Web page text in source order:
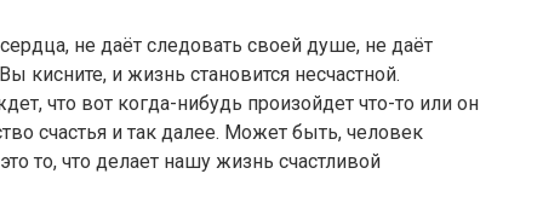
не даёт следовать своей душе, не даёт
кисните, и жизнь становится несчастной.
что вот когда-нибудь произойдет что-то или он
счастья и так далее. Может быть, человек
то, что делает нашу жизнь счастливой